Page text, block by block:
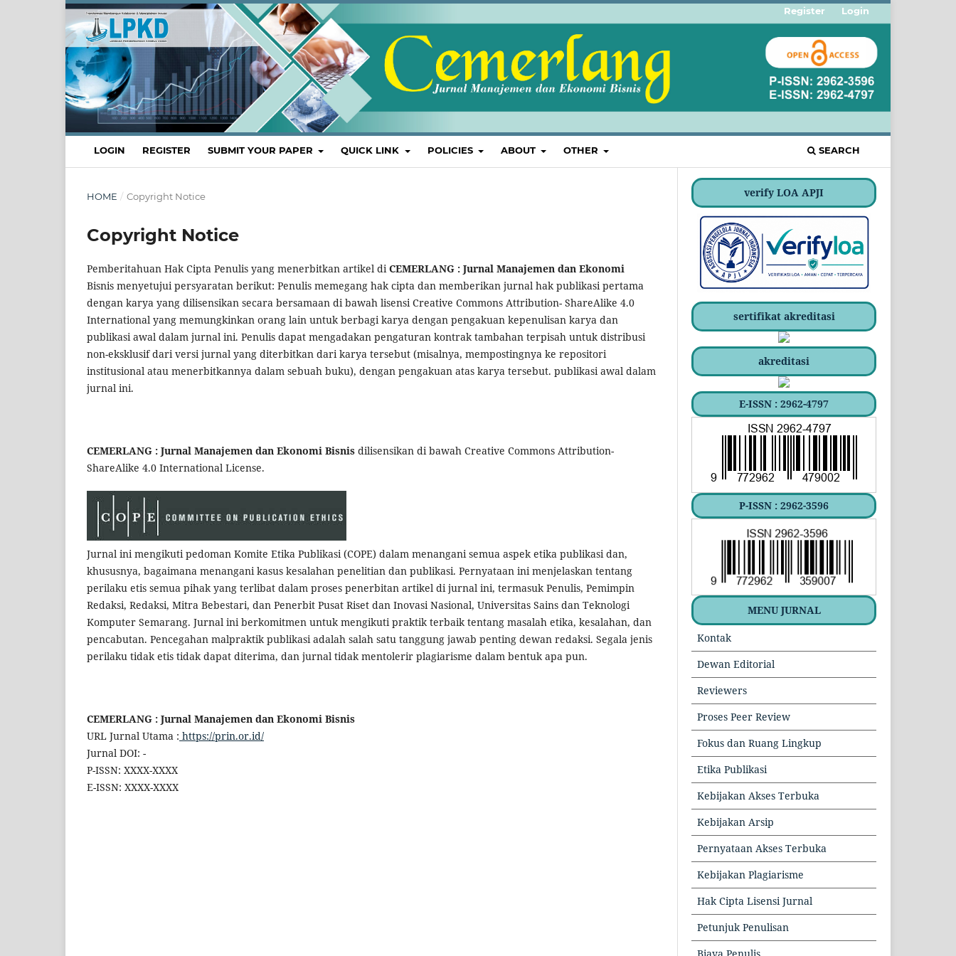
LOGIN REGISTER SUBMIT YOUR PAPER QUICK LINK POLICIES ABOUT OTHER SEARCH
Register Login
HOME / Copyright Notice
Copyright Notice
Pemberitahuan Hak Cipta Penulis yang menerbitkan artikel diCEMERLANG : Jurnal Manajemen dan Ekonomi
Bisnis menyetujui persyaratan berikut: Penulis memegang hak cipta dan memberikan jurnal hak publikasi pertama
dengan karya yang dilisensikan secara bersamaan di bawah lisensi Creative Commons Attribution- ShareAlike 4.0
International yang memungkinkan orang lain untuk berbagi karya dengan pengakuan kepenulisan karya dan
publikasi awal dalam jurnal ini. Penulis dapat mengadakan pengaturan kontrak tambahan terpisah untuk distribusi
non-eksklusif dari versi jurnal yang diterbitkan dari karya tersebut (misalnya, mempostingnya ke repositori
institusional atau menerbitkannya dalam sebuah buku), dengan pengakuan atas karya tersebut. publikasi awal dalam
jurnal ini.
CEMERLANG : Jurnal Manajemen dan Ekonomi Bisnis dilisensikan di bawah Creative Commons Attribution-
ShareAlike 4.0 International License.
Jurnal ini mengikuti pedoman Komite Etika Publikasi (COPE) dalam menangani semua aspek etika publikasi dan,
khususnya, bagaimana menangani kasus kesalahan penelitian dan publikasi. Pernyataan ini menjelaskan tentang
perilaku etis semua pihak yang terlibat dalam proses penerbitan artikel di jurnal ini, termasuk Penulis, Pemimpin
Redaksi, Redaksi, Mitra Bebestari, dan Penerbit Pusat Riset dan Inovasi Nasional, Universitas Sains dan Teknologi
Komputer Semarang. Jurnal ini berkomitmen untuk mengikuti praktik terbaik tentang masalah etika, kesalahan, dan
pencabutan. Pencegahan malpraktik publikasi adalah salah satu tanggung jawab penting dewan redaksi. Segala jenis
perilaku tidak etis tidak dapat diterima, dan jurnal tidak mentolerir plagiarisme dalam bentuk apa pun.
CEMERLANG : Jurnal Manajemen dan Ekonomi Bisnis
URL Jurnal Utama : https://prin.or.id/
Jurnal DOI: -
P-ISSN: XXXX-XXXX
E-ISSN: XXXX-XXXX
verify LOA APJI
sertifikat akreditasi
akreditasi
E-ISSN : 2962-4797
P-ISSN : 2962-3596
MENU JURNAL
Kontak
Dewan Editorial
Reviewers
Proses Peer Review
Fokus dan Ruang Lingkup
Etika Publikasi
Kebijakan Akses Terbuka
Kebijakan Arsip
Pernyataan Akses Terbuka
Kebijakan Plagiarisme
Hak Cipta Lisensi Jurnal
Petunjuk Penulisan